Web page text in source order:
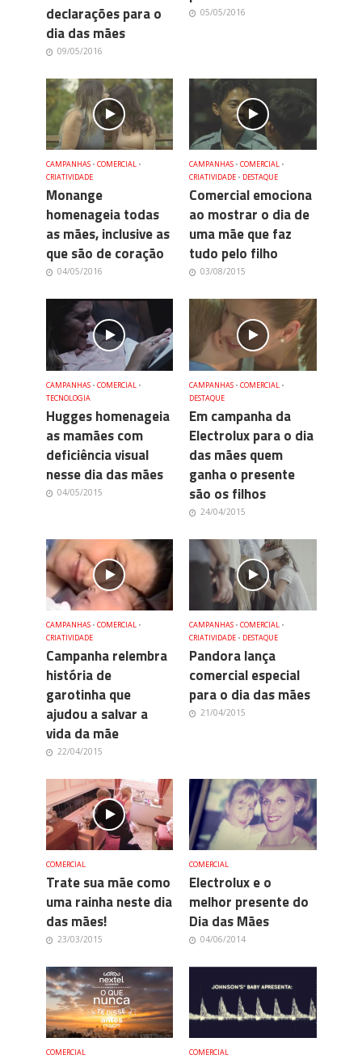
declarações para o
dia das mães
09/05/2016
05/05/2016
CAMPANHAS • COMERCIAL •
CRIATIVIDADE
Monange
homenageia todas
as mães, inclusive as
que são de coração
04/05/2016
CAMPANHAS • COMERCIAL •
CRIATIVIDADE • DESTAQUE
Comercial emociona
ao mostrar o dia de
uma mãe que faz
tudo pelo filho
03/08/2015
CAMPANHAS • COMERCIAL •
TECNOLOGIA
Hugges homenageia
as mamães com
deficiência visual
nesse dia das mães
04/05/2015
CAMPANHAS • COMERCIAL •
DESTAQUE
Em campanha da
Electrolux para o dia
das mães quem
ganha o presente
são os filhos
24/04/2015
CAMPANHAS • COMERCIAL •
CRIATIVIDADE
Campanha relembra
história de
garotinha que
ajudou a salvar a
vida da mãe
22/04/2015
CAMPANHAS • COMERCIAL •
CRIATIVIDADE • DESTAQUE
Pandora lança
comercial especial
para o dia das mães
21/04/2015
COMERCIAL
Trate sua mãe como
uma rainha neste dia
das mães!
23/03/2015
COMERCIAL
Electrolux e o
melhor presente do
Dia das Mães
04/06/2014
COMERCIAL COMERCIAL